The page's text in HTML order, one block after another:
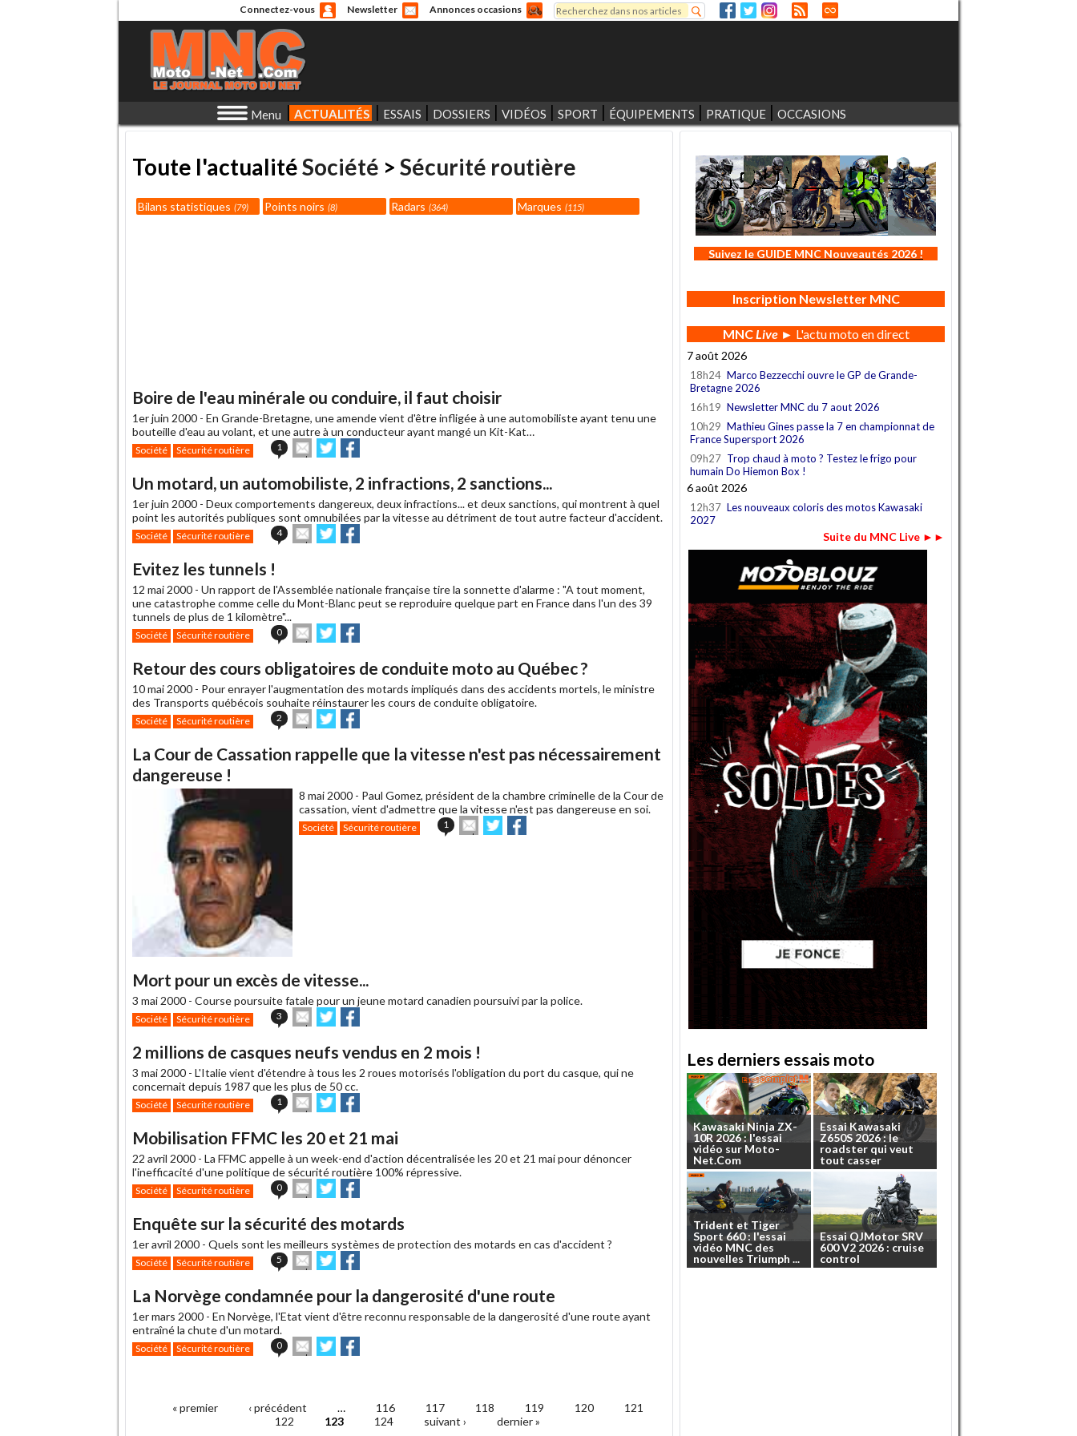
Connectez-vous Newsletter Annonces occasions
Formulaire de recherche
Rechercher
Menu ACTUALITÉS ESSAIS DOSSIERS VIDÉOS SPORT ÉQUIPEMENTS PRATIQUE OCCASIONS
Toute l'actualitéSociété > Sécurité routière
Bilans statistiques 79 Points noirs 8 Radars 364 Marques 115
Boire de l'eau minérale ou conduire, il faut choisir
1er juin 2000 - En Grande-Bretagne, une amende vient d'être infligée à une automobiliste ayant tenu une
bouteille d'eau au volant, et une autre à un conducteur ayant mangé un Kit-Kat…
Société Sécurité routière 1
Envoyer
cet
à
un
ami
Partager
sur sur
Un motard, un automobiliste, 2 infractions, 2 sanctions...
1er juin 2000 - Deux comportements dangereux, deux infractions... et deux sanctions, qui montrent à quel
point les autorités publiques sont omnubilées par la vitesse au détriment de tout autre facteur d'accident.
Société Sécurité routière 4
Envoyer
cet
un
ami
Partager
sur sur
Evitez les tunnels !
12 mai 2000 - Un rapport de l'Assemblée nationale française tire la sonnette d'alarme : "A tout moment,
une catastrophe comme celle du Mont-Blanc peut se reproduire quelque part en France dans l'un des 39
tunnels de plus de 1 kilomètre"...
Société Sécurité routière 0
Envoyer
cet
à
un
ami
Partager
sur sur
Retour des cours obligatoires de conduite moto au Québec ?
10 mai 2000 - Pour enrayer l'augmentation des motards impliqués dans des accidents mortels, le ministre
des Transports québécois souhaite réinstaurer les cours de conduite obligatoire.
Société Sécurité routière 2
Envoyer
cet
à
Partager
sur sur
La Cour de Cassation rappelle que la vitesse n'est pas nécessairement
dangereuse !
8 mai 2000 - Paul Gomez, président de la chambre criminelle de la Cour de
cassation, vient d'admettre que la vitesse n'est pas dangereuse en soi.
Société Sécurité routière 1
Envoyer
cet
Partager
sur sur
Mort pour un excès de vitesse...
3 mai 2000 - Course poursuite fatale pour un jeune motard canadien poursuivi par la police.
Société Sécurité routière 3
Envoyer
cet
à
un
ami
Partager
sur sur
2 millions de casques neufs vendus en 2 mois !
3 mai 2000 - L'Italie vient d'étendre à tous les 2 roues motorisés l'obligation du port du casque, qui ne
concernait depuis 1987 que les plus de 50 cc.
Société Sécurité routière 1
Envoyer
cet
à
un
ami
Partager
sur sur
Mobilisation FFMC les 20 et 21 mai
22 avril 2000 - La FFMC appelle à un week-end d'action décentralisée les 20 et 21 mai pour dénoncer
l'inefficacité d'une politique de sécurité routière 100% répressive.
Société Sécurité routière 0
Envoyer
cet
à
un
ami
Partager
sur sur
Enquête sur la sécurité des motards
1er avril 2000 - Quels sont les meilleurs systèmes de protection des motards en cas d'accident ?
Société Sécurité routière 5
Envoyer
cet
à
un
Partager
sur sur
La Norvège condamnée pour la dangerosité d'une route
1er mars 2000 - En Norvège, l'Etat vient d'être reconnu responsable de la dangerosité d'une route ayant
entraîné la chute d'un motard.
Société Sécurité routière 0
Envoyer
cet
ami
Partager
sur sur
Pages« premier ‹ précédent … 116 117 118 119 120
121
122
123 124 suivant › dernier »
Suivez le GUIDE MNC Nouveautés 2026 !
Inscription Newsletter MNC
MNCLive► L'actu moto en direct
7 août 2026
18h24 Marco Bezzecchi ouvre le GP de Grande-
Bretagne 2026
16h19 Newsletter MNC du 7 aout 2026
10h29 Mathieu Gines passe la 7 en championnat de
France Supersport 2026
09h27 Trop chaud à moto ? Testez le frigo pour
humain Do Hiemon Box !
6 août 2026
12h37 Les nouveaux coloris des motos Kawasaki
2027
Suite du MNC Live ►►
Les derniers essais moto
KawasakiNinja ZX-
10R2026: l'essai
vidéo sur Moto-
Net.Com
EssaiKawasaki
Z650S 2026:le
roadster qui veut
tout casser
Trident etTiger
Sport660:l'essai
vidéo MNC des
nouvelles Triumph ...
Essai QJMotorSRV
600V2 2026 : cruise
control